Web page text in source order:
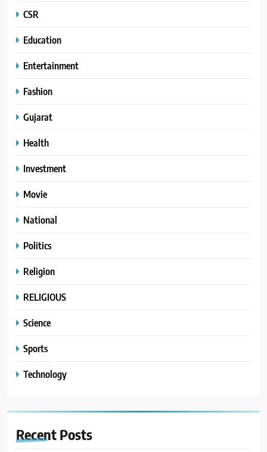
CSR
Education
Entertainment
Fashion
Gujarat
Health
Investment
Movie
National
Politics
Religion
RELIGIOUS
Science
Sports
Technology
Recent Posts